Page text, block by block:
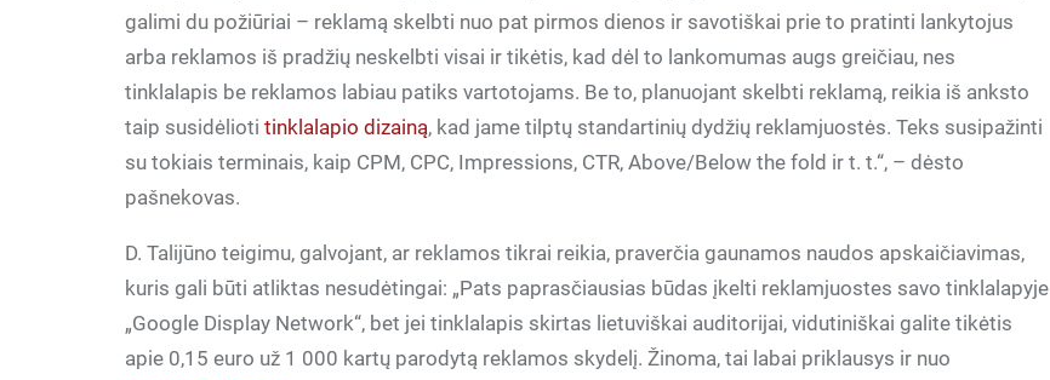
galimi du požiūriai – reklamą skelbti nuo pat pirmos dienos ir savotiškai prie to pratinti lankytojus
arba reklamos iš pradžių neskelbti visai ir tikėtis, kad dėl to lankomumas augs greičiau, nes
tinklalapis be reklamos labiau patiks vartotojams. Be to, planuojant skelbti reklamą, reikia iš anksto
taip susidėliotitinklalapio dizainą, kad jame tilptų standartinių dydžių reklamjuostės. Teks susipažinti
su tokiais terminais, kaip CPM, CPC, Impressions, CTR, Above/Below the fold ir t. t.“, – dėsto
pašnekovas.
D. Talijūno teigimu, galvojant, ar reklamos tikrai reikia, praverčia gaunamos naudos apskaičiavimas,
kuris gali būti atliktas nesudėtingai: „Pats paprasčiausias būdas įkelti reklamjuostes savo tinklalapyje
„Google Display Network“, bet jei tinklalapis skirtas lietuviškai auditorijai, vidutiniškai galite tikėtis
apie 0,15 euro už 1 000 kartų parodytą reklamos skydelį. Žinoma, tai labai priklausys ir nuo